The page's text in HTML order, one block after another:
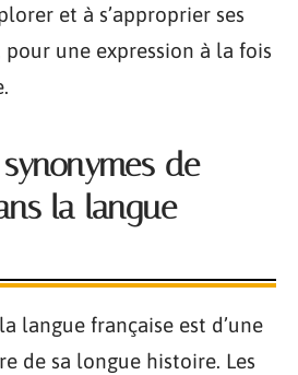
et à s’approprier ses
une expression à la fois
de
la langue
langue française est d’une
de sa longue histoire. Les